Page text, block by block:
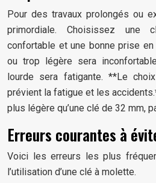
Pour des travaux prolongés ou
primordiale. Choisissez une
confortable et une bonne prise
ou trop légère sera
lourde sera fatigante. **Le
prévient la fatigue et les
plus légère qu’une clé de 32 mm,
Erreurs courantes à
Voici les erreurs les plus
l’utilisation d’une clé à molette.